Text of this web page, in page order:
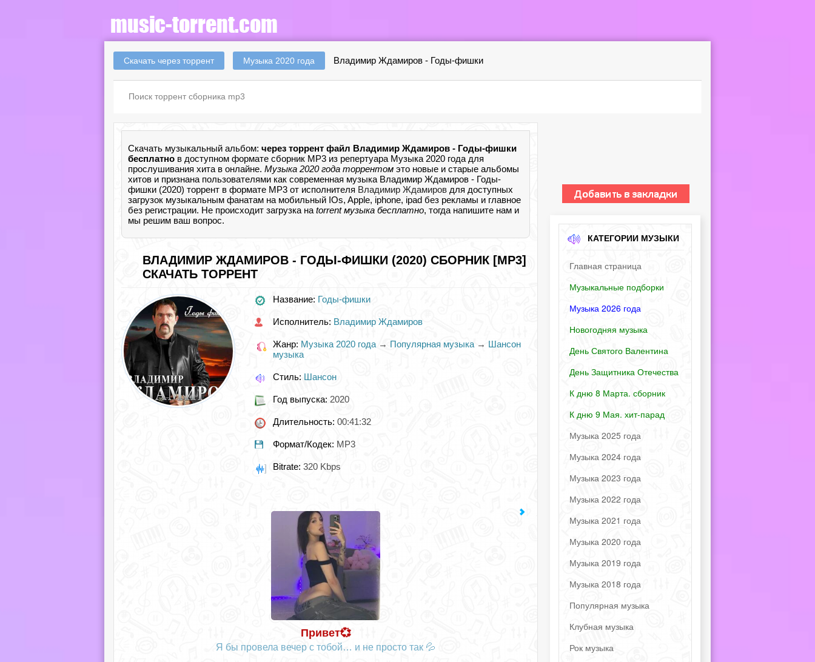
Скачать через торрент Музыка 2020 года Владимир Ждамиров - Годы-фишки
Скачать музыкальный альбом: через торрент файл Владимир Ждамиров - Годы-фишки
бесплатно в доступном формате сборник MP3 из репертуара Музыка 2020 года для
прослушивания хита в онлайне. Музыка 2020 года торрентом это новые и старые альбомы
хитов и признана пользователями как современная музыка Владимир Ждамиров - Годы-
фишки (2020) торрент в формате MP3 от исполнителя Владимир Ждамиров для доступных
загрузок музыкальным фанатам на мобильный IOs, Apple, iphone, ipad без рекламы и главное
без регистрации. Не происходит загрузка на torrent музыка бесплатно, тогда напишите нам и
мы решим ваш вопрос.
ВЛАДИМИР ЖДАМИРОВ - ГОДЫ-ФИШКИ (2020) СБОРНИК [MP3]
СКАЧАТЬ ТОРРЕНТ
Название: Годы-фишки
Исполнитель: Владимир Ждамиров
Жанр: Музыка 2020 года → Популярная музыка → Шансон
музыка
Стиль: Шансон
Год выпуска: 2020
Длительность: 00:41:32
Формат/Кодек: MP3
Bitrate: 320 Kbps
Привет💞
Я бы провела вечер с тобой… и не просто так 💦
КАТЕГОРИИ МУЗЫКИ
Главная страница
Музыкальные подборки
Музыка 2026 года
Новогодняя музыка
День Святого Валентина
День Защитника Отечества
К дню 8 Марта. сборник
К дню 9 Мая. хит-парад
Музыка 2025 года
Музыка 2024 года
Музыка 2023 года
Музыка 2022 года
Музыка 2021 года
Музыка 2020 года
Музыка 2019 года
Музыка 2018 года
Популярная музыка
Клубная музыка
Рок музыка